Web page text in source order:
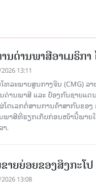
ນດ່ານພາສີອາເມຣິກ
13:11
ທລະພາບສູນກາງຈີນ (CMG) ລ
ດ່ານພາສີ ແລະ ປ້ອງກັນຊາຍແ
ໂຕເລກຕໍ່ສານການຄ້າສາກົນຂອ
ພາສີທີ່ຮຽກເກັບກ່ອນໜ້ານີ້ພາຍ
າ.
າຍຍ່ອຍຂອງສິງກະໂ
13:08